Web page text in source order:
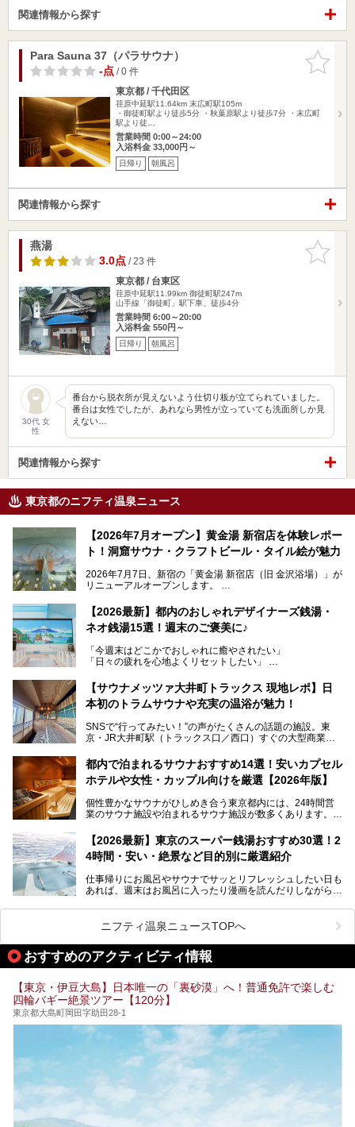
関連情報から探す
お気に入
りに追加
Para Sauna 37（パラサウナ）
-点/ 0 件
東京都 / 千代田区
荏原中延駅11.64km 末広町駅105m
・御徒町駅より徒歩5分 ・秋葉原駅より徒歩7分 ・末広町
駅より徒…
営業時間 0:00～24:00
入浴料金 33,000円～
日帰り 朝風呂
関連情報から探す
お気に入
りに追加
燕湯
3.0点/ 23 件
東京都 / 台東区
荏原中延駅11.99km 御徒町駅247m
山手線「御徒町」駅下車、徒歩4分
営業時間 6:00～20:00
入浴料金 550円～
日帰り 朝風呂
30代 女
性
番台から脱衣所が見えないよう仕切り板が立てられていました。
番台は女性でしたが、あれなら男性が立っていても洗面所しか見
えない…
関連情報から探す
東京都のニフティ温泉ニュース
【2026年7月オープン】黄金湯 新宿店を体験レポー
ト！洞窟サウナ・クラフトビール・タイル絵が魅力
2026年7月7日、新宿の「黄金湯 新宿店（旧 金沢浴場）」が
リニューアルオープンします。
レトロでノスタルジックなタイル絵はそのまま、昔からここ
を知る地元の人にも、新しく足を運んでくれる人にも愛され
る、今の時代の"銭湯"として生まれ変わりました。洞窟のよ
ビアバーなど、新しく登場したスポットも併せて紹介しま
す。充実した設備があるのに、基本の入浴料が銭湯価格の5
【2026最新】都内のおしゃれデザイナーズ銭湯・
ネオ銭湯15選！週末のご褒美に♪
「今週末はどこかでおしゃれに癒やされたい」
「日々の疲れを心地よくリセットしたい」
となっている新しいスタイルの銭湯です。
最近、SNSやメディアで「デザイナーズ銭湯」や「ネオ銭
本記事では、そもそもこれらがどんな銭湯なのか、その気に
いおしゃれな名店15選を、おすすめの順番で一挙にご紹介
します。
【サウナメッツァ大井町トラックス 現地レポ】日
本初のトラムサウナや充実の温浴が魅力！
SNSで“行ってみたい！”の声がたくさんの話題の施設。東
京・JR大井町駅（トラックス口／西口）すぐの大型商業施
ツァ大井町トラックス」がニューオープン。施設の様子をレ
ポ―トします。
都内で泊まれるサウナおすすめ14選！安いカプセル
ホテルや女性・カップル向けを厳選【2026年版】
個性豊かなサウナがひしめき合う東京都内には、24時間営
業のサウナ施設や泊まれるサウナ施設が数多くあります。
を旅の目的とする「サ旅」や自分へのご褒美のための宿泊な
ど、自分の好きなタイミングで好きなだけサ活ができるのが
魅力です。
最近では、男性専用施設だけでなく、カップルや女性に嬉し
い個室サウナも増えてきました。
ら、特におすすめしたい施設14選をご紹介します。
してみてください。
【2026最新】東京のスーパー銭湯おすすめ30選！2
4時間・安い・絶景など目的別に厳選紹介
仕事帰りにお風呂やサウナでサッとリフレッシュしたい日も
あれば、週末はお風呂に入ったり漫画を読んだりしながら一
また、終電を逃してしまい、「このまま朝までゆっくりでき
る場所があれば」と探した経験がある人も多いのではないで
しょうか。
そこで本記事では、東京でおすすめのスーパー銭湯を、目的
24時間営業で宿泊できる施設や、1,000円以下で楽しめる安
い施設、デートや休日レジャーにもぴったりなエンタメ要素
が充実した施設など、利用のシーンに合わせて参考にしてく
ださい。
ニフティ温泉ニュースTOPへ
おすすめのアクティビティ情報
【東京・伊豆大島】日本唯一の「裏砂漠」へ！普通免許で楽しむ
四輪バギー絶景ツアー【120分】
東京都大島町岡田字助田28-1